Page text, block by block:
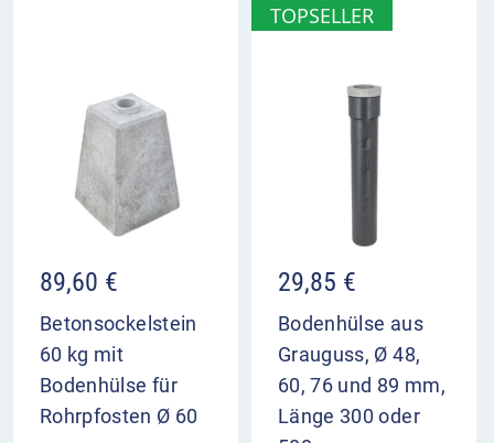
89,60 €
Betonsockelstein
60 kg mit
Bodenhülse für
Rohrpfosten Ø 60
TOPSELLER
29,85 €
Bodenhülse aus
Grauguss, Ø 48,
60, 76 und 89 mm,
Länge 300 oder